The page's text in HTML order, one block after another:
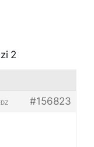
2
#156823